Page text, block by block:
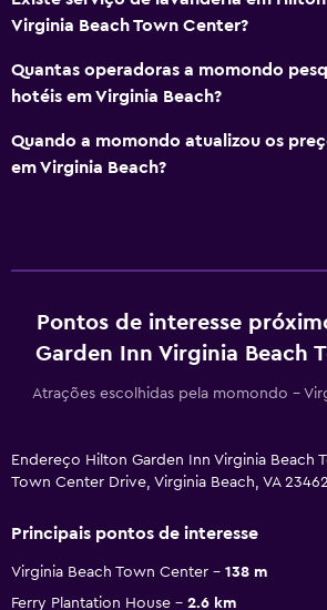
Virginia Beach Town Center?
Quantas operadoras a momondo
hotéis em Virginia Beach?
Quando a momondo atualizou os
em Virginia Beach?
Pontos de interesse
Garden Inn Virginia Beach
Atrações escolhidas pela momondo -
Endereço Hilton Garden Inn Virginia Beach
Town Center Drive, Virginia Beach, VA 23462
Principais pontos de interesse
Virginia Beach Town Center
138 m
Ferry Plantation House
2.6 km